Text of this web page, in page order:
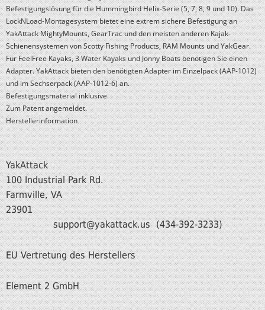
Befestigungslösung für die Hummingbird Helix-Serie (5, 7, 8, 9 und 10). Das
LockNLoad-Montagesystem bietet eine extrem sichere Befestigung an
YakAttack MightyMounts, GearTrac und den meisten anderen Kajak-
Schienensystemen von Scotty Fishing Products, RAM Mounts und YakGear.
Für FeelFree Kayaks, 3 Water Kayaks und Jonny Boats benötigen Sie einen
Adapter. YakAttack bieten den benötigten Adapter im Einzelpack (AAP-1012)
und im Sechserpack (AAP-1012-6) an.
Befestigungsmaterial inklusive.
Zum Patent angemeldet.
Herstellerinformation
YakAttack
100 Industrial Park Rd.
Farmville, VA
support@yakattack.us (434-392-3233)
EU Vertretung des Herstellers
Element 2 GmbH